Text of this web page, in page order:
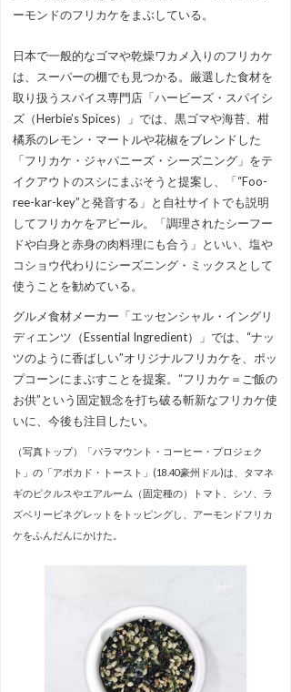
ーモンドのフリカケをまぶしている。
日本で一般的なゴマや乾燥ワカメ入りのフリカケ
は、スーパーの棚でも見つかる。厳選した食材を
取り扱うスパイス専門店「ハービーズ・スパイシ
ズ（Herbie’s Spices）」では、黒ゴマや海苔、柑
橘系のレモン・マートルや花椒をブレンドした
「フリカケ・ジャパニーズ・シーズニング」をテ
イクアウトのスシにまぶそうと提案し、「“Foo-
ree-kar-key”と発音する」と自社サイトでも説明
してフリカケをアピール。「調理されたシーフー
ドや白身と赤身の肉料理にも合う」といい、塩や
コショウ代わりにシーズニング・ミックスとして
使うことを勧めている。
グルメ食材メーカー「エッセンシャル・イングリ
ディエンツ（Essential Ingredient）」では、“ナッ
ツのように香ばしい”オリジナルフリカケを、ポッ
プコーンにまぶすことを提案。“フリカケ＝ご飯の
お供”という固定観念を打ち破る斬新なフリカケ使
いに、今後も注目したい。
（写真トップ）「パラマウント・コーヒー・プロジェク
ト」の「アボカド・トースト」(18.40豪州ドル)は、タマネ
ギのピクルスやエアルーム（固定種の）トマト、シソ、ラ
ズベリービネグレットをトッピングし、アーモンドフリカ
ケをふんだんにかけた。